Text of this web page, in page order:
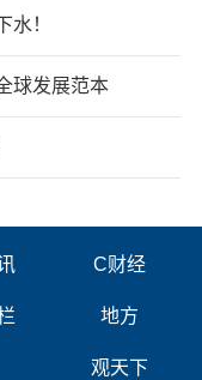
水！
球发展范本
C财经
地方
观天下